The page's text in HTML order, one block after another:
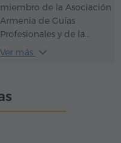
miembro de la Asociación
Armenia de Guías
Profesionales y de la
Federación Armenia de
oficiales, mostrando no solo
la historia milenaria de
Ver más